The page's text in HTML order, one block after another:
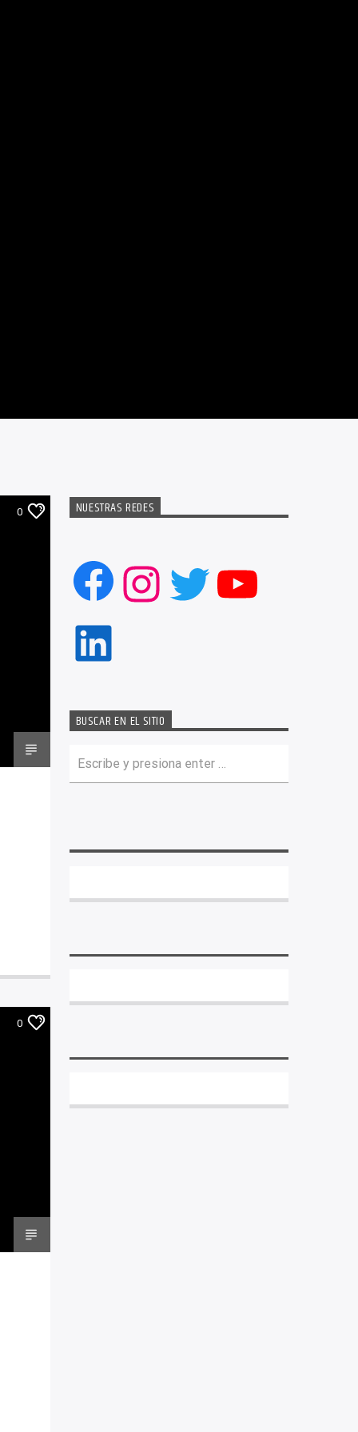
0
0
NUESTRAS REDES
Facebook
Instagram
Twitter
LinkedIn
BUSCAR EN EL SITIO